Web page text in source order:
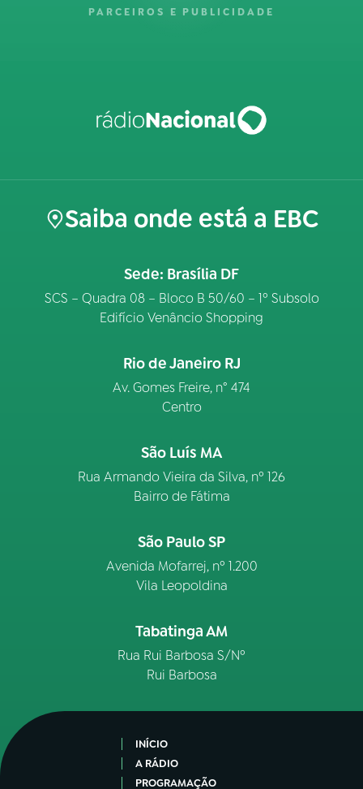
PARCEIROS E PUBLICIDADE
Saiba onde está a EBC
Sede: Brasília DF
SCS – Quadra 08 – Bloco B 50/60 – 1º Subsolo
Edifício Venâncio Shopping
Rio de Janeiro RJ
Av. Gomes Freire, n° 474
Centro
São Luís MA
Rua Armando Vieira da Silva, nº 126
Bairro de Fátima
São Paulo SP
Avenida Mofarrej, nº 1.200
Vila Leopoldina
Tabatinga AM
Rua Rui Barbosa S/Nº
Rui Barbosa
INÍCIO
A RÁDIO
PROGRAMAÇÃO